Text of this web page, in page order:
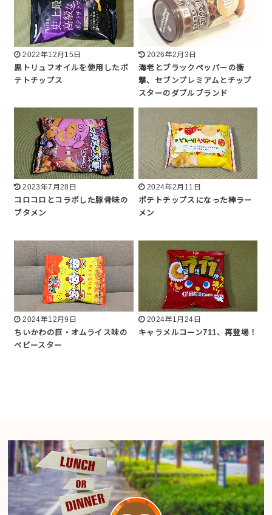
2022年12月15日
黒トリュフオイルを使用したポ
テトチップス
2026年2月3日
海老とブラックペッパーの衝
撃、セブンプレミアムとチップ
スターのダブルブランド
2023年7月28日
コロコロとコラボした豚骨味の
ブタメン
2024年2月11日
ポテトチップスになった棒ラー
メン
2024年12月9日
ちいかわの巨・オムライス味の
ベビースター
2024年1月24日
キャラメルコーン711、再登場！